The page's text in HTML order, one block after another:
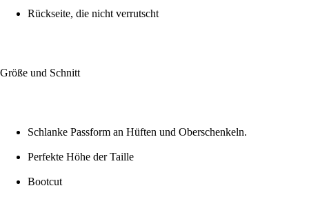
Rückseite, die nicht verrutscht
Größe und Schnitt
Schlanke Passform an Hüften und Oberschenkeln.
Perfekte Höhe der Taille
Bootcut